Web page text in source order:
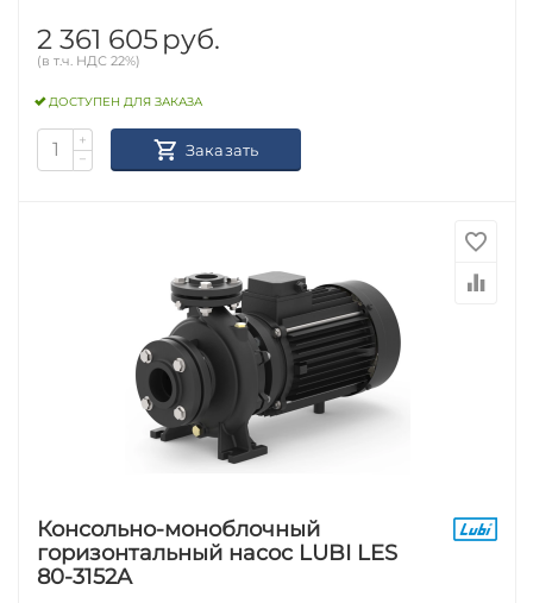
2 361 605 руб.
(в т.ч. НДС 22%)
ДОСТУПЕН ДЛЯ ЗАКАЗА
+
−
Заказать
Консольно-моноблочный
горизонтальный насос LUBI LES
80-3152A